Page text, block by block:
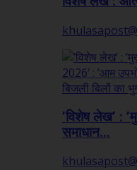
’विशेष लेख’ :
समाधान...